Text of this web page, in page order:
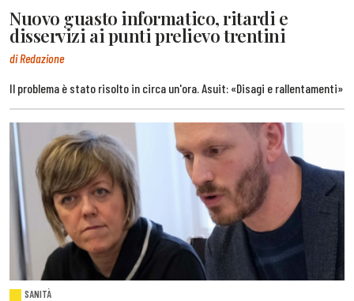
Nuovo guasto informatico, ritardi e
disservizi ai punti prelievo trentini
di Redazione
Il problema è stato risolto in circa un'ora. Asuit: «Disagi e rallentamenti»
SANITÀ